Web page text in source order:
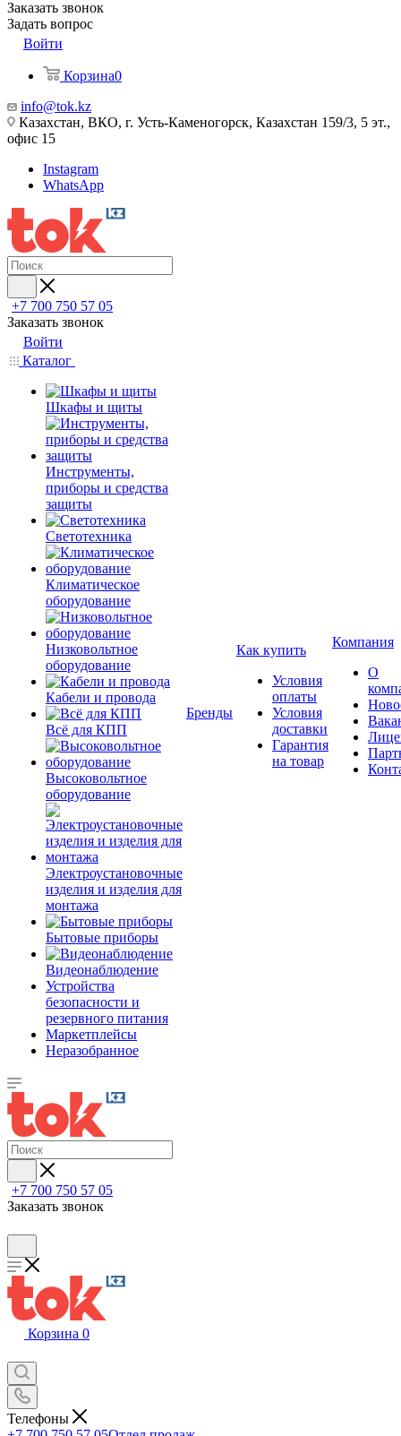
Заказать звонок
Задать вопрос
Войти
Корзина0
info@tok.kz
Казахстан, ВКО, г. Усть-Каменогорск, Казахстан 159/3, 5 эт.,
офис 15
Instagram
WhatsApp
+7 700 750 57 05
Заказать звонок
Войти
Каталог
Шкафы и щиты
Инструменты,
приборы и средства
защиты
Светотехника
Климатическое
оборудование
Низковольтное
оборудование
Кабели и провода
Всё для КПП
Высоковольтное
оборудование
Электроустановочные
изделия и изделия для
монтажа
Бытовые приборы
Видеонаблюдение
Устройства
безопасности и
резервного питания
Маркетплейсы
Неразобранное
Бренды
Как купить
Условия
оплаты
Условия
доставки
Гарантия
на товар
Компания
О
+7 700 750 57 05
Заказать звонок
Корзина 0
Телефоны